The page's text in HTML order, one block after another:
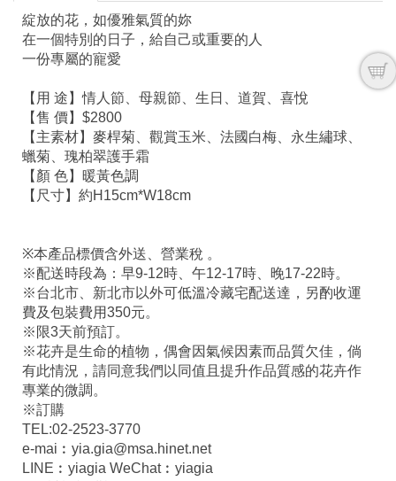
綻放的花，如優雅氣質的妳
在一個特別的日子，給自己或重要的人
一份專屬的寵愛
【用 途】情人節、母親節、生日、道賀、喜悅
【售 價】$2800
【主素材】麥桿菊、觀賞玉米、法國白梅、永生繡球、
蠟菊、瑰柏翠護手霜
【顏 色】暖黃色調
【尺寸】約H15cm*W18cm
※本產品標價含外送、營業稅 。
※配送時段為：早9-12時、午12-17時、晚17-22時。
※台北市、新北市以外可低溫冷藏宅配送達，另酌收運
費及包裝費用350元。
※限3天前預訂。
※花卉是生命的植物，偶會因氣候因素而品質欠佳，倘
有此情況，請同意我們以同值且提升作品質感的花卉作
專業的微調。
※訂購
TEL:02-2523-3770
e-mai︰yia.gia@msa.hinet.net
LINE︰yiagia WeChat︰yiagia